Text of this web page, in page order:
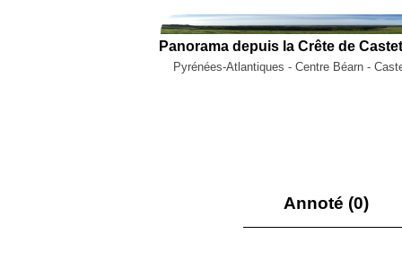
Pyrénées-Atlantiques - Centre Béarn -
Annoté (0)